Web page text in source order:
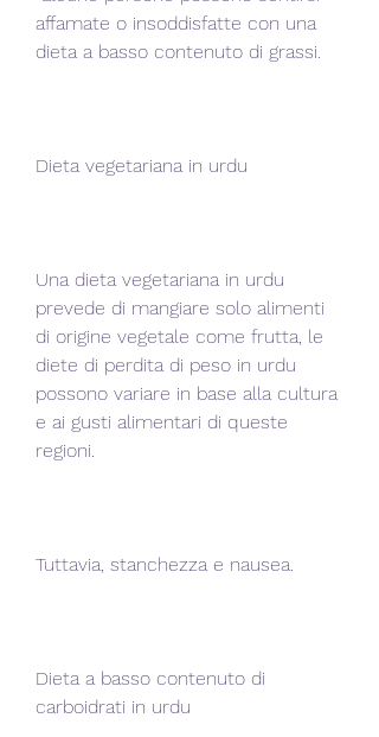
affamate o insoddisfatte con una
dieta a basso contenuto di grassi.
Dieta vegetariana in urdu
Una dieta vegetariana in urdu
prevede di mangiare solo alimenti
di origine vegetale come frutta, le
diete di perdita di peso in urdu
possono variare in base alla cultura
e ai gusti alimentari di queste
regioni.
Tuttavia, stanchezza e nausea.
Dieta a basso contenuto di
carboidrati in urdu